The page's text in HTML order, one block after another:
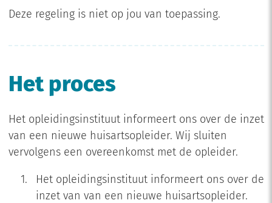
Deze regeling is niet op jou van toepassing.
Het proces
Het opleidingsinstituut informeert ons over de inzet
van een nieuwe huisartsopleider. Wij sluiten
vervolgens een overeenkomst met de opleider.
Het opleidingsinstituut informeert ons over de
inzet van van een nieuwe huisartsopleider.